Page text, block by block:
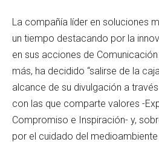
La compañía líder en soluciones
un tiempo destacando por la
en sus acciones de
más, ha decidido “salirse de la
alcance de su divulgación a
con las que comparte valores -
Compromiso e Inspiración- y,
por el cuidado del